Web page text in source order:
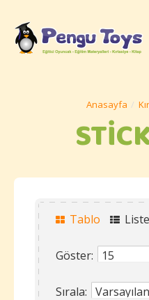
Tablo Liste
Göster:
Sırala: